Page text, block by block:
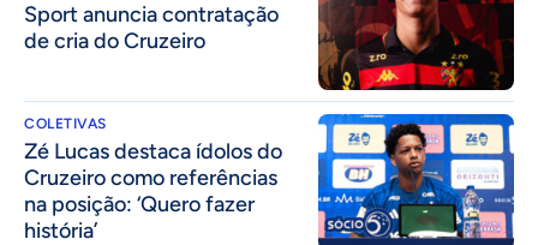
Sport anuncia contratação
de cria do Cruzeiro
COLETIVAS
Zé Lucas destaca ídolos do
Cruzeiro como referências
na posição: ‘Quero fazer
história’